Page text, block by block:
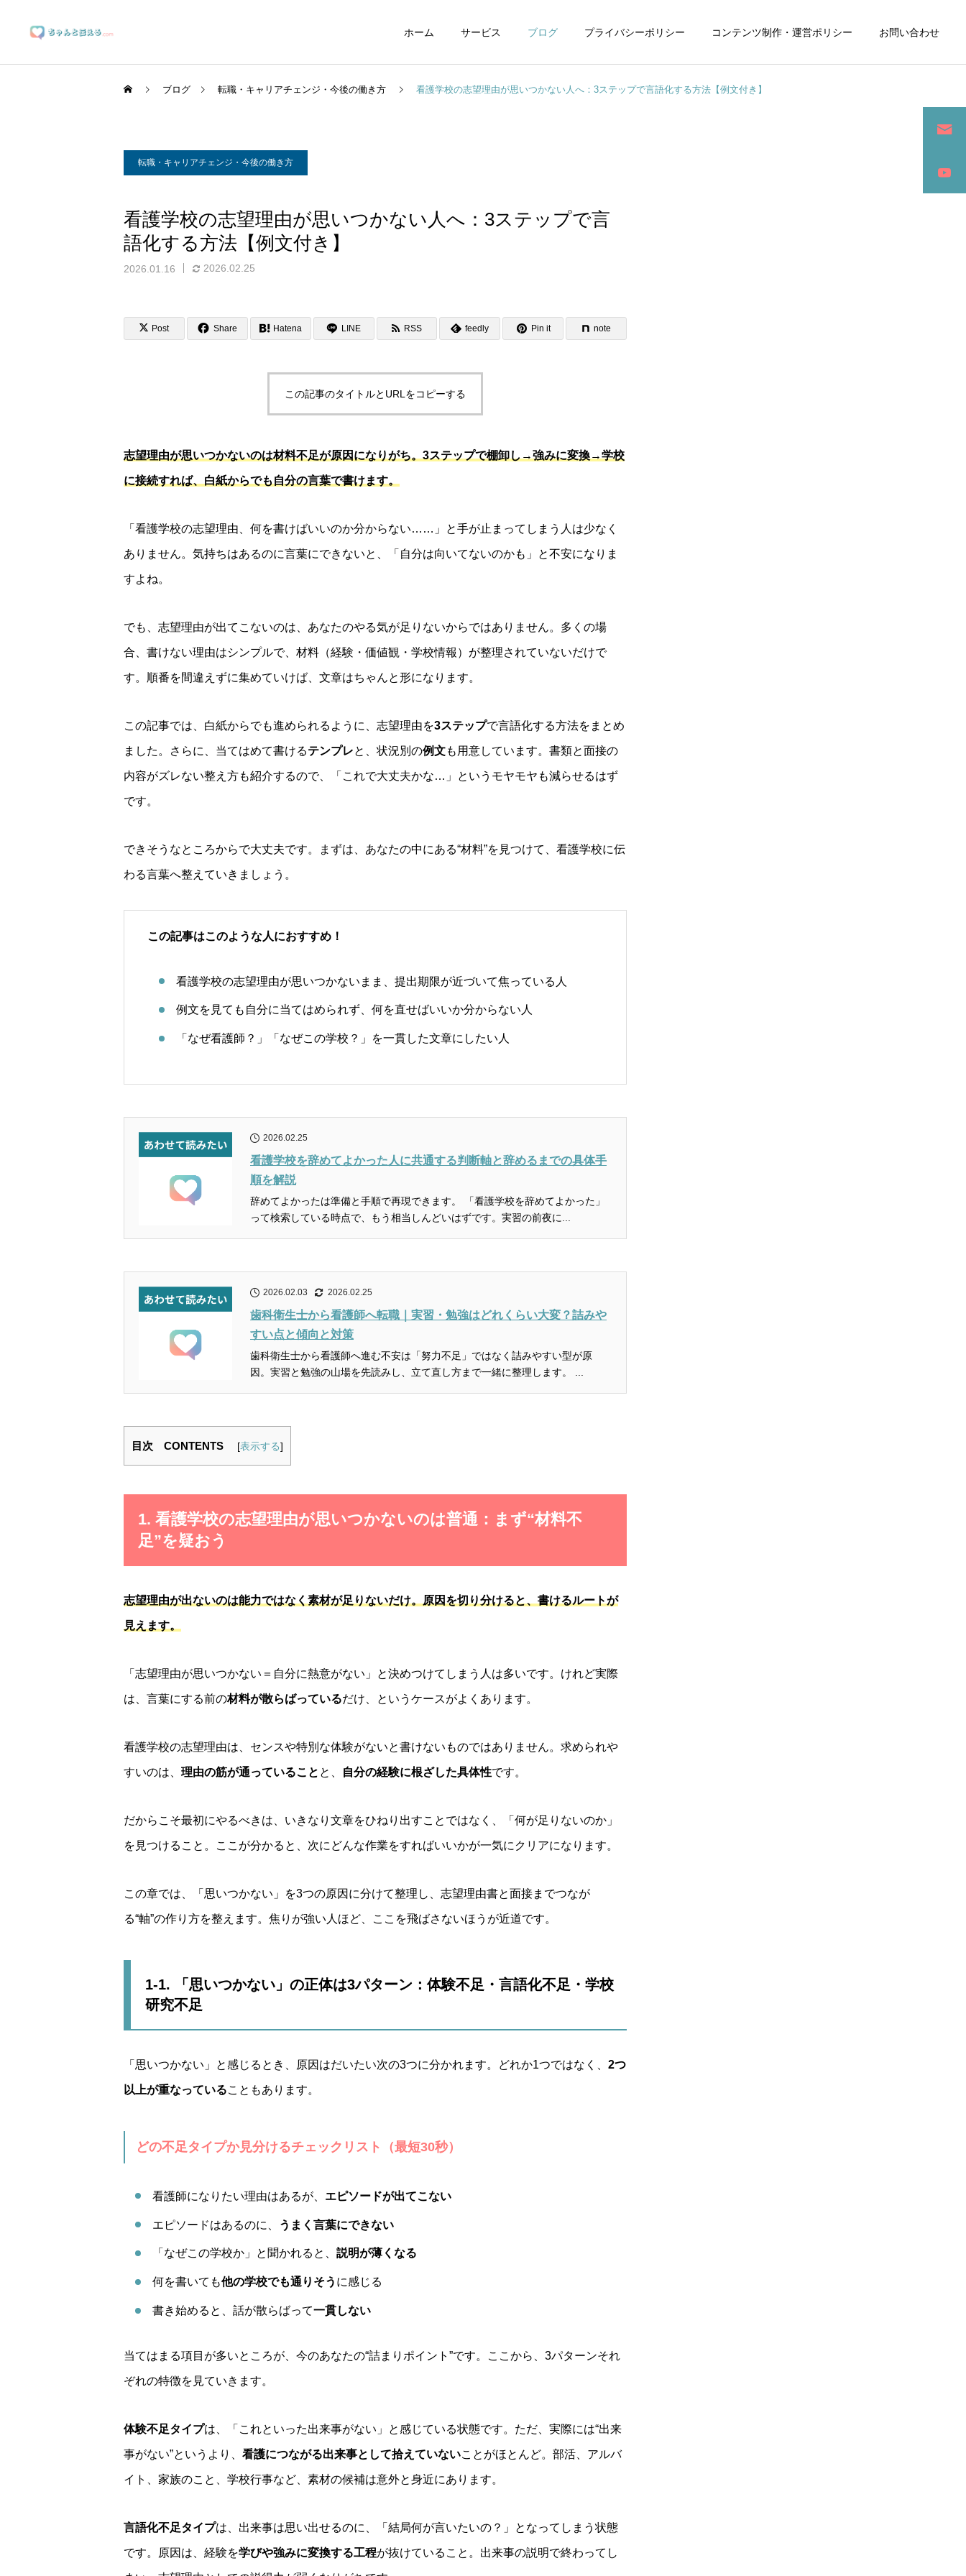
ホーム サービス ブログ プライバシーポリシー コンテンツ制作・運営ポリシー お問い合わせ
ブランディングサポート
マーケティングサポート
ブログ 転職・キャリアチェンジ・今後の働き方 看護学校の志望理由が思いつかない人へ：3ステップで言語化する方法【例文付き】
転職・キャリアチェンジ・今後の働き方
看護学校の志望理由が思いつかない人へ：3ステップで言
語化する方法【例文付き】
2026.01.16 2026.02.25
Post Share Hatena LINE RSS feedly Pin it note
この記事のタイトルとURLをコピーする
志望理由が思いつかないのは材料不足が原因になりがち。3ステップで棚卸し→強みに変換→学校
に接続すれば、白紙からでも自分の言葉で書けます。
「看護学校の志望理由、何を書けばいいのか分からない……」と手が止まってしまう人は少なく
ありません。気持ちはあるのに言葉にできないと、「自分は向いてないのかも」と不安になりま
すよね。
でも、志望理由が出てこないのは、あなたのやる気が足りないからではありません。多くの場
合、書けない理由はシンプルで、材料（経験・価値観・学校情報）が整理されていないだけで
す。順番を間違えずに集めていけば、文章はちゃんと形になります。
この記事では、白紙からでも進められるように、志望理由を3ステップで言語化する方法をまとめ
ました。さらに、当てはめて書けるテンプレと、状況別の例文も用意しています。書類と面接の
内容がズレない整え方も紹介するので、「これで大丈夫かな…」というモヤモヤも減らせるはず
です。
できそうなところからで大丈夫です。まずは、あなたの中にある“材料”を見つけて、看護学校に伝
わる言葉へ整えていきましょう。
この記事はこのような人におすすめ！
看護学校の志望理由が思いつかないまま、提出期限が近づいて焦っている人
例文を見ても自分に当てはめられず、何を直せばいいか分からない人
「なぜ看護師？」「なぜこの学校？」を一貫した文章にしたい人
2026.02.25
看護学校を辞めてよかった人に共通する判断軸と辞めるまでの具体手
順を解説
辞めてよかったは準備と手順で再現できます。 「看護学校を辞めてよかった」
って検索している時点で、もう相当しんどいはずです。実習の前夜に...
2026.02.03 2026.02.25
歯科衛生士から看護師へ転職｜実習・勉強はどれくらい大変？詰みや
すい点と傾向と対策
歯科衛生士から看護師へ進む不安は「努力不足」ではなく詰みやすい型が原
目次 CONTENTS [表示する]
1. 看護学校の志望理由が思いつかないのは普通：まず“材料不
足”を疑おう
志望理由が出ないのは能力ではなく素材が足りないだけ。原因を切り分けると、書けるルートが
見えます。
「志望理由が思いつかない＝自分に熱意がない」と決めつけてしまう人は多いです。けれど実際
は、言葉にする前の材料が散らばっているだけ、というケースがよくあります。
看護学校の志望理由は、センスや特別な体験がないと書けないものではありません。求められや
すいのは、 理由の筋が通っていること と、 自分の経験に根ざした具体性です。
だからこそ最初にやるべきは、いきなり文章をひねり出すことではなく、「何が足りないのか」
を見つけること。ここが分かると、次にどんな作業をすればいいかが一気にクリアになります。
この章では、「思いつかない」を3つの原因に分けて整理し、志望理由書と面接までつなが
る“軸”の作り方を整えます。焦りが強い人ほど、ここを飛ばさないほうが近道です。
1-1. 「思いつかない」の正体は3パターン：体験不足・言語化不足・学校
研究不足
「思いつかない」と感じるとき、原因はだいたい次の3つに分かれます。どれか1つではなく、 2つ
以上が重なっていることもあります。
どの不足タイプか見分けるチェックリスト（最短30秒）
看護師になりたい理由はあるが、 エピソードが出てこない
エピソードはあるのに、 うまく言葉にできない
「なぜこの学校か」と聞かれると、 説明が薄くなる
何を書いても他の学校でも通りそう に感じる
書き始めると、話が散らばって一貫しない
当てはまる項目が多いところが、今のあなたの“詰まりポイント”です。ここから、3パターンそれ
ぞれの特徴を見ていきます。
体験不足タイプは、「これといった出来事がない」と感じている状態です。ただ、実際には“出来
事がない”というより、 看護につながる出来事として拾えていないことがほとんど。部活、アルバ
イト、家族のこと、学校行事など、素材の候補は意外と身近にあります。
言語化不足タイプは、出来事は思い出せるのに、「結局何が言いたいの？」となってしまう状態
です。原因は、経験を学びや強みに変換する工程が抜けていること。出来事の説明で終わってし